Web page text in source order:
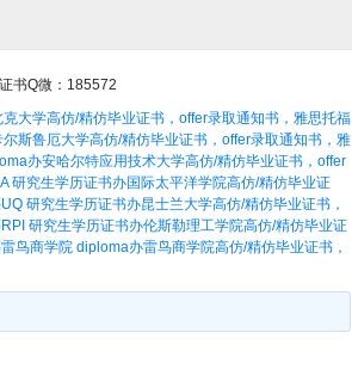
书Q微：185572
大学高仿/精仿毕业证书，offer录取通知书，雅思托福
斯鲁厄大学高仿/精仿毕业证书，offer录取通知书，雅
办安哈尔特应用技术大学高仿/精仿毕业证书，offer
究生学历证书办国际太平洋学院高仿/精仿毕业证
研究生学历证书办昆士兰大学高仿/精仿毕业证书，
研究生学历证书办伦斯勒理工学院高仿/精仿毕业证
商学院 diploma办雷鸟商学院高仿/精仿毕业证书，